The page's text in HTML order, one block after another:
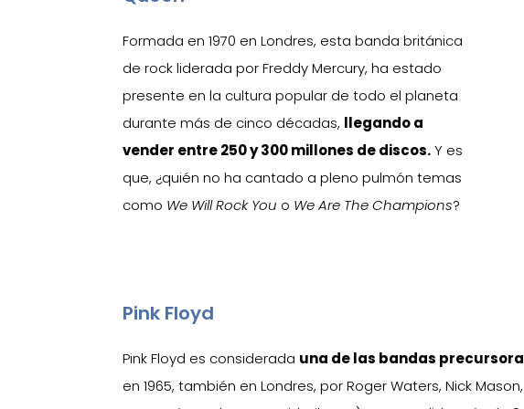
Formada en 1970 en Londres, esta banda británica
de rock liderada por Freddy Mercury, ha estado
presente en la cultura popular de todo el planeta
durante más de cinco décadas, llegando a
vender entre 250 y 300 millones de discos.Y es
que, ¿quién no ha cantado a pleno pulmón temas
como We Will Rock You o We Are The Champions?
Pink Floyd
Pink Floyd es considerada una de las bandas
en 1965, también en Londres, por Roger Waters, Nick